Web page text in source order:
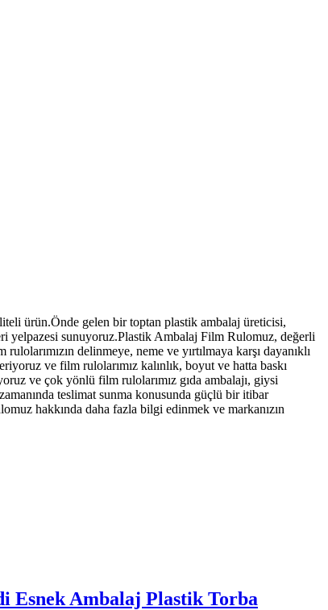
ürün.Önde gelen bir toptan plastik ambalaj üreticisi,
yelpazesi sunuyoruz.Plastik Ambalaj Film Rulomuz, değerli
delinmeye, neme ve yırtılmaya karşı dayanıklı
ve film rulolarımız kalınlık, boyut ve hatta baskı
ve çok yönlü film rulolarımız gıda ambalajı, giysi
teslimat sunma konusunda güçlü bir itibar
hakkında daha fazla bilgi edinmek ve markanızın
Esnek Ambalaj Plastik Torba